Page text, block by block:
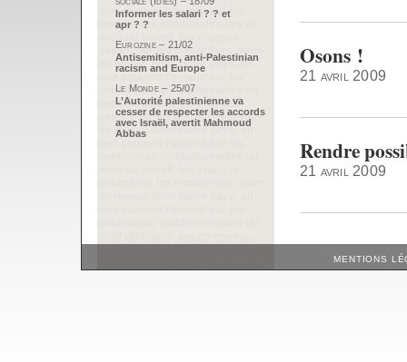
Osons !
21 avril 2009
Rendre
21 avril 2009
Informer les salari ? ? et
apr ? ?
Eurozine – 21/02
Antisemitism, anti-Palestinian
racism and Europe
Le Monde – 25/07
L’Autorité palestinienne va
cesser de respecter les accords
avec Israël, avertit Mahmoud
Abbas
MENTIONS